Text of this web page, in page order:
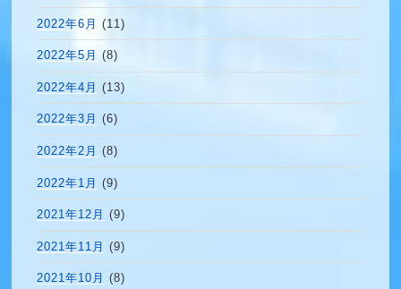
2022年6月 (11)
2022年5月 (8)
2022年4月 (13)
2022年3月 (6)
2022年2月 (8)
2022年1月 (9)
2021年12月 (9)
2021年11月 (9)
2021年10月 (8)